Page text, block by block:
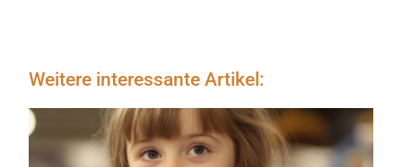
Weitere interessante Artikel: